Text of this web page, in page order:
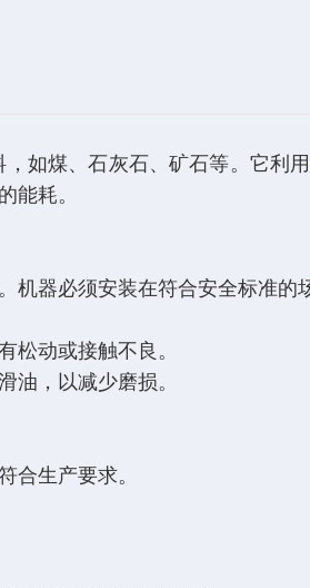
如煤、石灰石、矿石等。它利
能耗。
机器必须安装在符合安全标准的
松动或接触不良。
油，以减少磨损。
合生产要求。